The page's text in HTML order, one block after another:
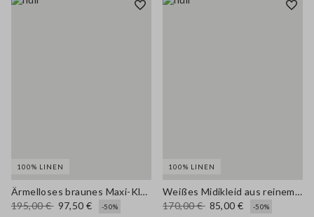
100% LINEN
Ärmelloses braunes Maxi-Kleid aus reinem Leinen, Regular Fit
195,00 € 97,50 €
-50%
100% LINEN
Weißes Midikleid aus reinem Leinen mit schmalen Trägern
170,00 € 85,00 €
-50%